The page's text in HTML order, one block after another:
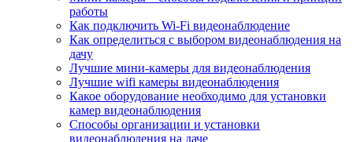
работы
Как подключить Wi-Fi видеонаблюдение
Как определиться с выбором видеонаблюдения на
дачу
Лучшие мини-камеры для видеонаблюдения
Лучшие wifi камеры видеонаблюдения
Какое оборудование необходимо для установки
камер видеонаблюдения
Способы организации и установки
видеонаблюдения на даче